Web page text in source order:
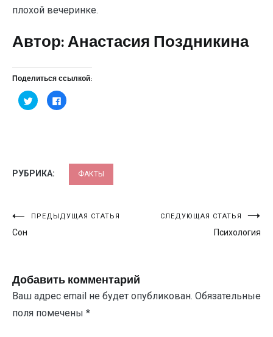
плохой вечеринке.
Автор: Анастасия Поздникина
Поделиться ссылкой:
Нажмите,
чтобы
поделиться
Нажмите
здесь,
новом
окне)
РУБРИКА: ФАКТЫ
Навигация
по
ПРЕДЫДУЩАЯ СТАТЬЯ
Сон
СЛЕДУЮЩАЯ СТАТЬЯ
Психология
Добавить комментарий
Ваш адрес email не будет опубликован. Обязательные
поля помечены *